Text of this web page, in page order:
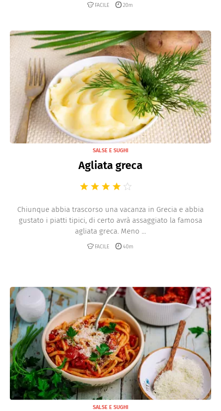
FACILE 20m
SALSE E SUGHI
Agliata greca
Chiunque abbia trascorso una vacanza in Grecia e abbia
gustato i piatti tipici, di certo avrà assaggiato la famosa
agliata greca. Meno ...
FACILE 40m
SALSE E SUGHI